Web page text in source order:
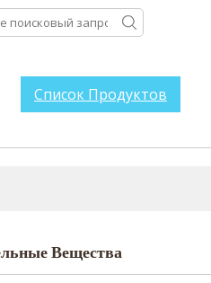
Список Продуктов
Вещества